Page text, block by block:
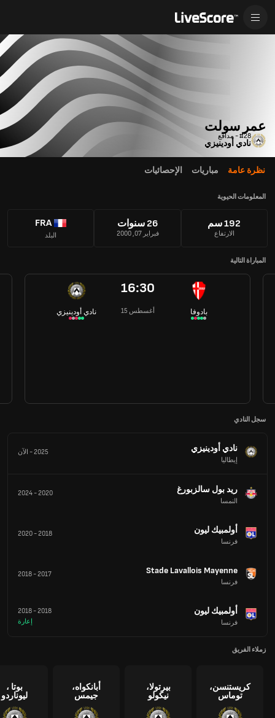
عمر سولت
#28 - مدافع
نادي أودينيزي
نظرة عامة مباريات الإحصائيات
المعلومات الحيوية
192 سم
الارتفاع
26 سنوات
فبراير 07, 2000
FRA
البلد
المباراة التالية
نادي أودينيزي
16:30
15 أغسطس بادوفا
سجل النادي
نادي أودينيزي
إيطاليا
2025
- الآن
ريد بول سالزبورغ
النمسا
2020
-
2024
أولمبيك ليون
فرنسا
2018
-
2020
Stade Lavallois Mayenne
فرنسا
2017
-
2018
أولمبيك ليون
فرنسا
2018
-
2018
إعارة
زملاء الفريق
كريستنسن،
توماس
بيرتولا،
نيكولو
أبانكواه،
جيمس
بوتا ،
ليوناردو